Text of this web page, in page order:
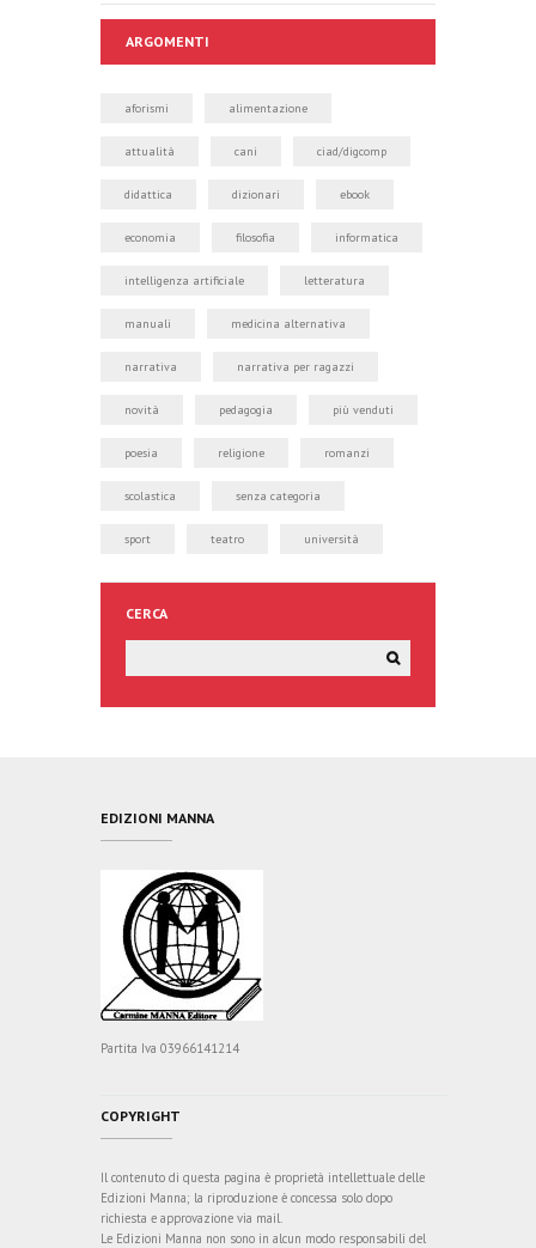
ARGOMENTI
aforismi alimentazione
attualità cani ciad/digcomp
didattica dizionari ebook
economia filosofia informatica
intelligenza artificiale letteratura
manuali medicina alternativa
narrativa narrativa per ragazzi
novità pedagogia più venduti
poesia religione romanzi
scolastica senza categoria
sport teatro università
CERCA
EDIZIONI MANNA
Partita Iva 03966141214
COPYRIGHT
Il contenuto di questa pagina è proprietà intellettuale delle
Edizioni Manna; la riproduzione è concessa solo dopo
richiesta e approvazione via mail.
Le Edizioni Manna non sono in alcun modo responsabili del